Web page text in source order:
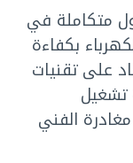
متكاملة في
بكفاءة
على تقنيات
تشغيل
الفني